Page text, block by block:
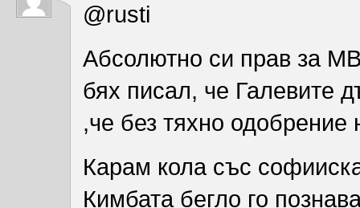
@rusti
Абсолютно си прав за
бях писал, че Галевите
,че без тяхно одобрение
Карам кола със
Кимбата бегло го